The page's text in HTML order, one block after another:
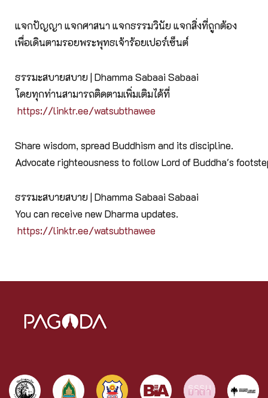
แจกปัญญา แจกศาสนา แจกธรรมวินัย แจกสิ่งที่ถูกต้อง
เพื่อเดินตามรอยพระพุทธเจ้าร้อยเปอร์เซ็นต์
ธรรมะสบายสบาย | Dhamma Sabaai Sabaai
โดยทุกท่านสามารถติดตามเพิ่มเติมได้ที่
https://linktr.ee/watsubthawee
Share wisdom, spread Buddhism and its discipline.
Advocate righteousness to follow Lord of Buddha's
ธรรมะสบายสบาย | Dhamma Sabaai Sabaai
You can receive new Dharma updates.
https://linktr.ee/watsubthawee